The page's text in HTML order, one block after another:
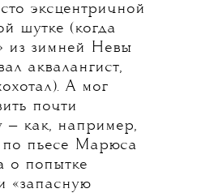
эксцентричной
шутке (когда
из зимней Невы
аквалангист,
А мог
почти
— как, например,
по пьесе Марюса
о попытке
«запасную